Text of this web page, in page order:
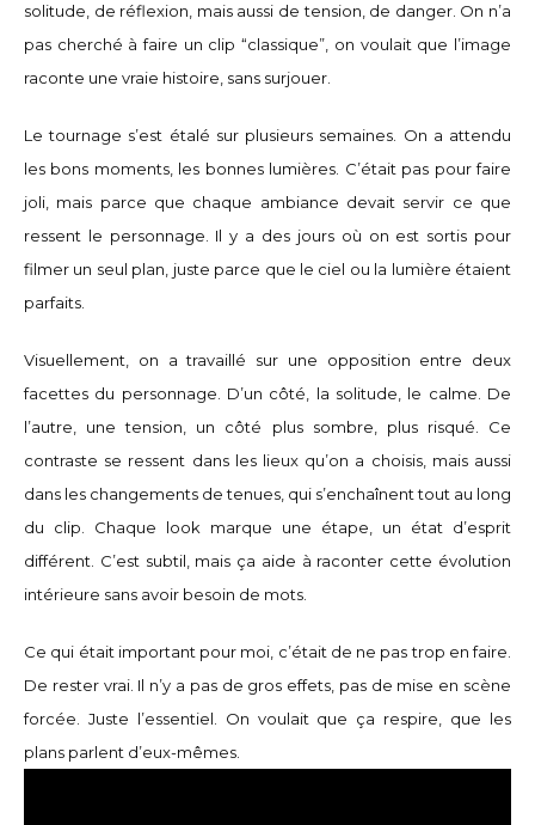
solitude, de réflexion, mais aussi de tension, de danger. On n’a
pas cherché à faire un clip “classique”, on voulait que l’image
raconte une vraie histoire, sans surjouer.
Le tournage s’est étalé sur plusieurs semaines. On a attendu
les bons moments, les bonnes lumières. C’était pas pour faire
joli, mais parce que chaque ambiance devait servir ce que
ressent le personnage. Il y a des jours où on est sortis pour
filmer un seul plan, juste parce que le ciel ou la lumière étaient
parfaits.
Visuellement, on a travaillé sur une opposition entre deux
facettes du personnage. D’un côté, la solitude, le calme. De
l’autre, une tension, un côté plus sombre, plus risqué. Ce
contraste se ressent dans les lieux qu’on a choisis, mais aussi
dans les changements de tenues, qui s’enchaînent tout au long
du clip. Chaque look marque une étape, un état d’esprit
différent. C’est subtil, mais ça aide à raconter cette évolution
intérieure sans avoir besoin de mots.
Ce qui était important pour moi, c’était de ne pas trop en faire.
De rester vrai. Il n’y a pas de gros effets, pas de mise en scène
forcée. Juste l’essentiel. On voulait que ça respire, que les
plans parlent d’eux-mêmes.